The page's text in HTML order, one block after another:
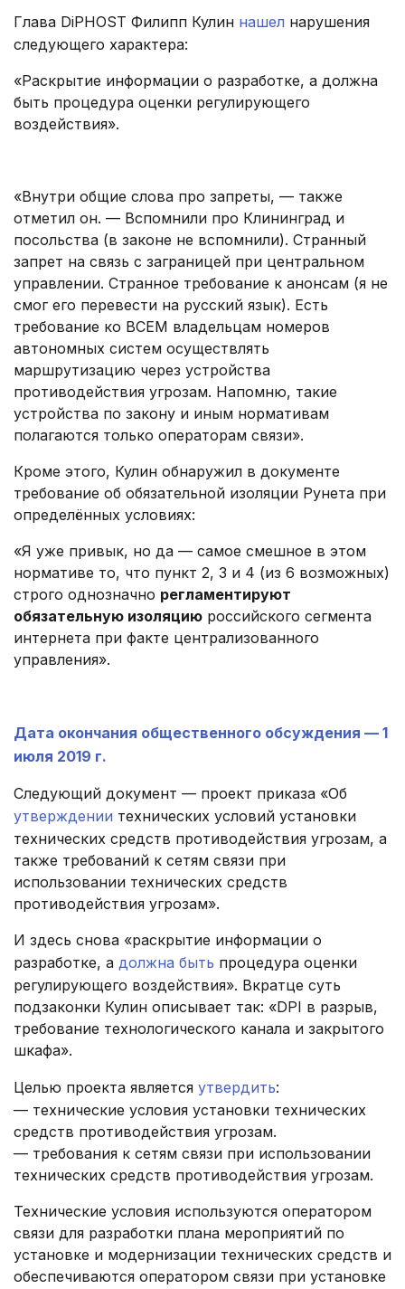
Глава DiPHOST Филипп Кулин нашел нарушения
следующего характера:
«Раскрытие информации о разработке, а должна
быть процедура оценки регулирующего
воздействия».
«Внутри общие слова про запреты, — также
отметил он. — Вспомнили про Клининград и
посольства (в законе не вспомнили). Странный
запрет на связь с заграницей при центральном
управлении. Странное требование к анонсам (я не
смог его перевести на русский язык). Есть
требование ко ВСЕМ владельцам номеров
автономных систем осуществлять
маршрутизацию через устройства
противодействия угрозам. Напомню, такие
устройства по закону и иным нормативам
полагаются только операторам связи».
Кроме этого, Кулин обнаружил в документе
требование об обязательной изоляции Рунета при
определённых условиях:
«Я уже привык, но да — самое смешное в этом
нормативе то, что пункт 2, 3 и 4 (из 6 возможных)
строго однозначно регламентируют
обязательную изоляцию российского сегмента
интернета при факте централизованного
управления».
Дата окончания общественного обсуждения — 1
июля 2019 г.
Следующий документ — проект приказа «Об
утверждении технических условий установки
технических средств противодействия угрозам, а
также требований к сетям связи при
использовании технических средств
противодействия угрозам».
И здесь снова «раскрытие информации о
разработке, а должна быть процедура оценки
регулирующего воздействия». Вкратце суть
подзаконки Кулин описывает так: «DPI в разрыв,
требование технологического канала и закрытого
шкафа».
Целью проекта является утвердить:
— технические условия установки технических
средств противодействия угрозам.
— требования к сетям связи при использовании
технических средств противодействия угрозам.
Технические условия используются оператором
связи для разработки плана мероприятий по
установке и модернизации технических средств и
обеспечиваются оператором связи при установке